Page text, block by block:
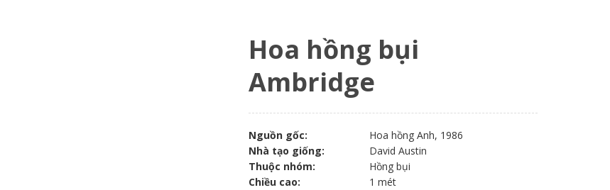
Hoa hồng bụi
Ambridge
Nguồn gốc:
Hoa hồng Anh, 1986
Nhà tạo giống:
David Austin
Thuộc nhóm:
Hồng bụi
Chiều cao:
1 mét